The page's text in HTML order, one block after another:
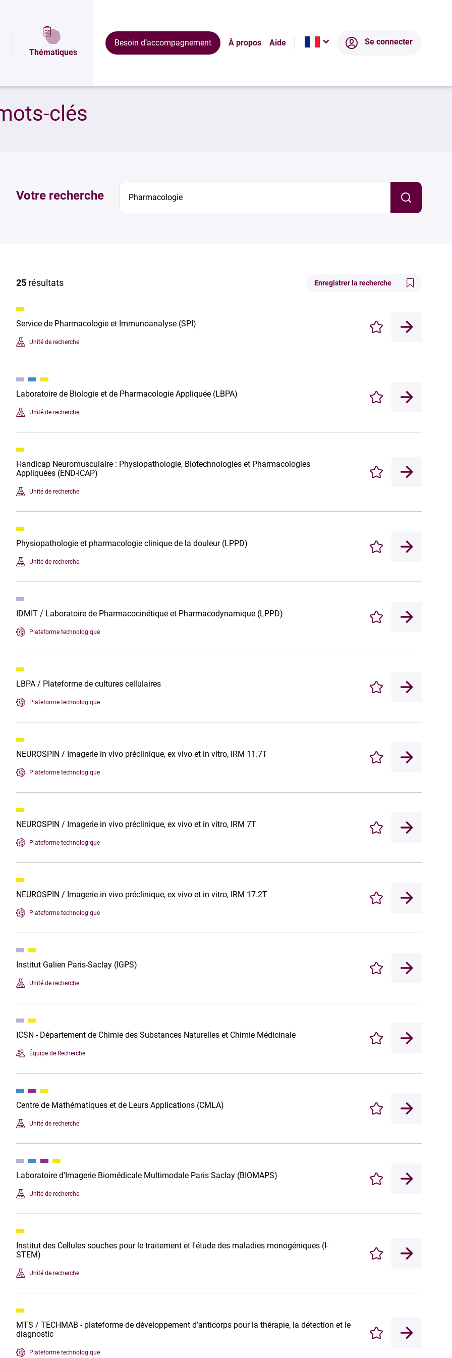
Thématiques
Besoin d’accompagnement À propos Aide Se connecter
clés
Votre recherche
25 résultats Enregistrer la recherche
Service de Pharmacologie et Immunoanalyse (SPI)
Unité de recherche
Enregistrer
Laboratoire de Biologie et de Pharmacologie Appliquée (LBPA)
Unité de recherche
Enregistrer
Handicap Neuromusculaire : Physiopathologie, Biotechnologies et Pharmacologies
Appliquées (END-ICAP)
Unité de recherche
Enregistrer
Physiopathologie et pharmacologie clinique de la douleur (LPPD)
Unité de recherche
Enregistrer
IDMIT / Laboratoire de Pharmacocinétique et Pharmacodynamique (LPPD)
Plateforme technologique
Enregistrer
LBPA / Plateforme de cultures cellulaires
Plateforme technologique
Enregistrer
NEUROSPIN / Imagerie in vivo préclinique, ex vivo et in vitro, IRM 11.7T
Plateforme technologique
Enregistrer
NEUROSPIN / Imagerie in vivo préclinique, ex vivo et in vitro, IRM 7T
Plateforme technologique
Enregistrer
NEUROSPIN / Imagerie in vivo préclinique, ex vivo et in vitro, IRM 17.2T
Plateforme technologique
Enregistrer
Institut Galien Paris-Saclay (IGPS)
Unité de recherche
Enregistrer
ICSN - Département de Chimie des Substances Naturelles et Chimie Médicinale
Équipe de Recherche
Enregistrer
Centre de Mathématiques et de Leurs Applications (CMLA)
Unité de recherche
Enregistrer
Laboratoire d'Imagerie Biomédicale Multimodale Paris Saclay (BIOMAPS)
Unité de recherche
Enregistrer
Institut des Cellules souches pour le traitement et l'étude des maladies monogéniques (I-
STEM)
Unité de recherche
Enregistrer
MTS / TECHMAB - plateforme de développement d’anticorps pour la thérapie, la détection et le
diagnostic
Plateforme technologique
Enregistrer